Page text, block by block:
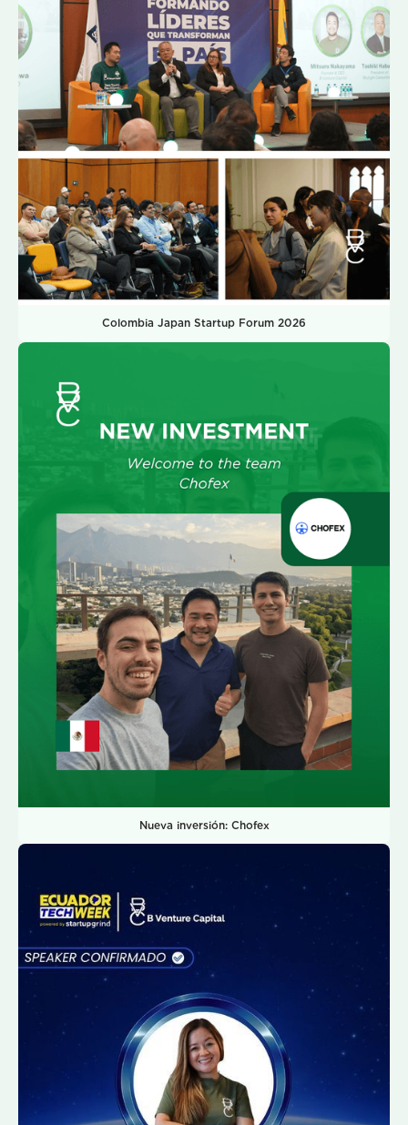
Colombia Japan Startup Forum 2026
Nueva inversión: Chofex